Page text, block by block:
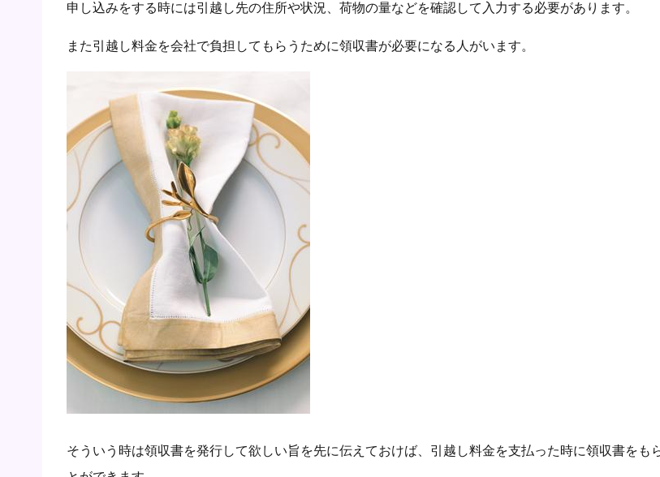
申し込みをする時には引越し先の住所や状況、荷物の量などを確認して入力する必要があります。
また引越し料金を会社で負担してもらうために領収書が必要になる人がいます。
そういう時は領収書を発行して欲しい旨を先に伝えておけば、引越し料金を支払った時に領収書をも